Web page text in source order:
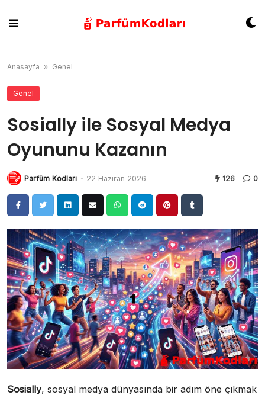
content
Anasayfa » Genel
Genel
Sosially ile Sosyal Medya
Oyununu Kazanın
Parfüm Kodları - 22 Haziran 2026 126 0
Sosially, sosyal medya dünyasında bir adım öne çıkmak